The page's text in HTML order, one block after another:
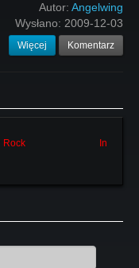
Autor: Angelwing
Wysłano: 2009-12-03
Więcej Komentarz
Rock In